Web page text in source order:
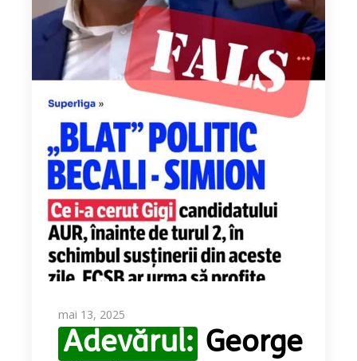
mai 13, 2025
Adevărul: George